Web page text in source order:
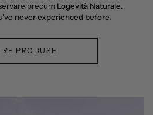
precum Logevità Naturale.
never experienced before.
PRODUSE